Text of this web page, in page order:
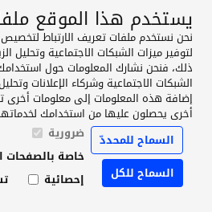
يستخدم هذا الموقع
نحن نستخدم ملفات تعريف الارتباط لتخصيص
لتوفير ميزات الشبكات الاجتماعية وتحليل
ذلك، فنحن نشارك المعلومات حول
الشبكات الاجتماعية وشركاء الإعلانات
إضافة هذه المعلومات إلى معلومات
أخرى يحصلون عليها من استخدامك
السماح للمحددّ
السماح للكل
ضرورية
خاصة بالصفحات
إحصائية
المنتج
التوعية
& MORE
Facebook
Instagram